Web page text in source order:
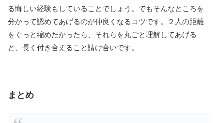
る悔しい経験もしていることでしょう。でもそんなところを
分かって認めてあげるのが仲良くなるコツです。２人の距離
をぐっと縮めたかったら、それらを丸ごと理解してあげる
と、長く付き合えること請け合いです。
まとめ